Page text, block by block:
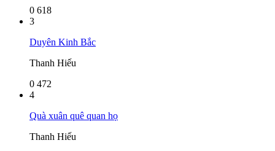
0 618
3
Duyên Kinh Bắc
Thanh Hiếu
0 472
4
Quà xuân quê quan họ
Thanh Hiếu